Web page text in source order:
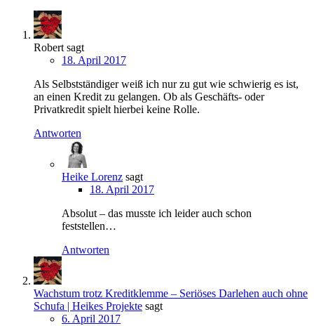
Robert sagt
18. April 2017
Als Selbstständiger weiß ich nur zu gut wie schwierig es ist,
an einen Kredit zu gelangen. Ob als Geschäfts- oder
Privatkredit spielt hierbei keine Rolle.
Antworten
Heike Lorenz sagt
18. April 2017
Absolut – das musste ich leider auch schon
feststellen…
Antworten
Wachstum trotz Kreditklemme – Seriöses Darlehen auch ohne
Schufa | Heikes Projekte sagt
6. April 2017